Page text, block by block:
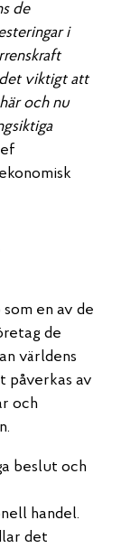
de
i
viktigt att
och nu
en av de
de
världens
av
och
beslut och
handel.
det